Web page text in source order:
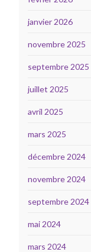
janvier 2026
novembre 2025
septembre 2025
juillet 2025
avril 2025
mars 2025
décembre 2024
novembre 2024
septembre 2024
mai 2024
mars 2024